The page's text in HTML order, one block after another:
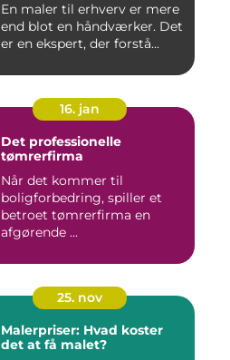
En maler til erhverv er mere
end blot en håndværker. Det
er en ekspert, der forstå...
16. jan
Det professionelle
tømrerfirma
Når det kommer til
boligforbedring, spiller et
betroet tømrerfirma en
afgørende ...
25. nov
Malerpriser: Hvad koster
det at få malet?